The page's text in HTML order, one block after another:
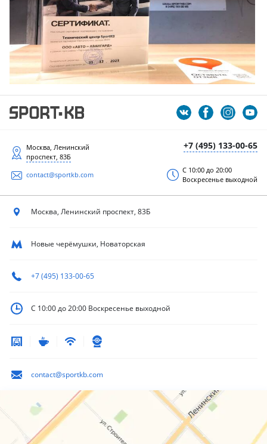
+7 (495) 133-00-65
Москва, Ленинский
проспект, 83Б
contact@sportkb.com
С 10:00 до 20:00
Воскресенье выходной
Москва, Ленинский проспект, 83Б
Новые черёмушки, Новаторская
+7 (495) 133-00-65
С 10:00 до 20:00 Воскресенье выходной
contact@sportkb.com